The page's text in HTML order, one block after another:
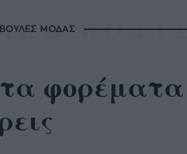
ΜΟΔΑΣ